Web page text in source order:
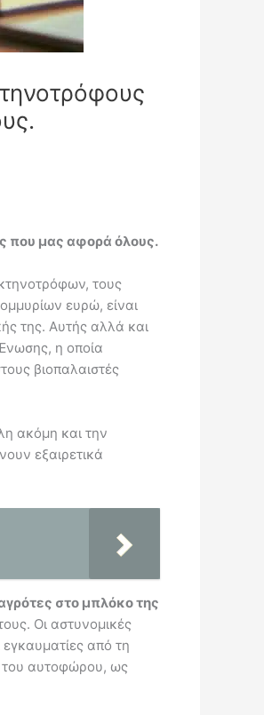
που μας αφορά όλους.
τους
ευρώ, είναι
της. Αυτής αλλά και
η οποία
βιοπαλαιστές
ακόμη και την
εξαιρετικά
στο μπλόκο της
Οι αστυνομικές
από τη
του αυτοφώρου, ως